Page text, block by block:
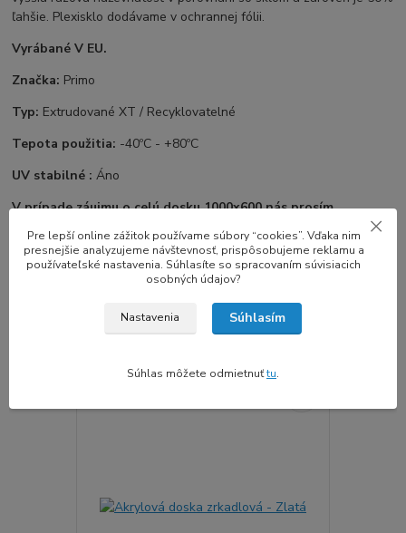
ľahšie. Plexisklo dodávame v ochrannej fólii.
Vyrábané V EU.
Značka: Primo
Typ: Extrudované XT / Recyklovatelné
Tepota použitia: -40ºC - +80ºC
UV stabilné :Áno
V prípade záujmu o celú dosku 1000x600 nás prosím
kontaktujte na email akryl@3dskladom.sk a dohodneme
individuálnu dopravu.
Súvisiaci tovar 10
Pre lepší online zážitok používame súbory “cookies”. Vďaka nim
presnejšie analyzujeme návštevnosť, prispôsobujeme reklamu a
používateľské nastavenia. Súhlasíte so spracovaním súvisiacich
osobných údajov?
Nastavenia Súhlasím
Súhlas môžete odmietnuťtu.